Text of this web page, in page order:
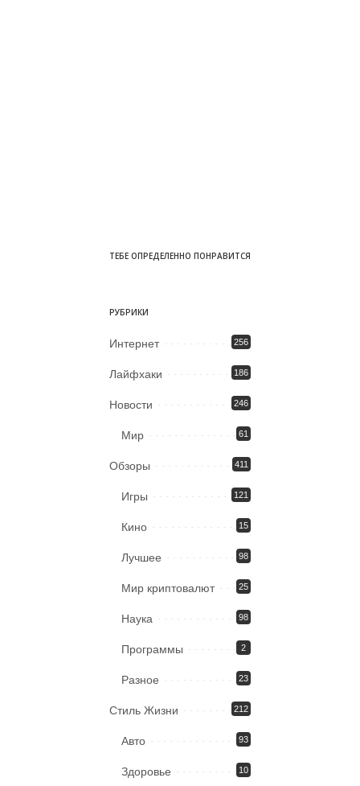
ТЕБЕ ОПРЕДЕЛЕННО ПОНРАВИТСЯ
РУБРИКИ
Интернет 256
Лайфхаки 186
Новости 246
Мир 61
Обзоры 411
Игры 121
Кино 15
Лучшее 98
Мир криптовалют 25
Наука 98
Программы 2
Разное 23
Стиль Жизни 212
Авто 93
Здоровье 10